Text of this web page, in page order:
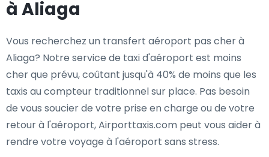
à Aliaga
Vous recherchez un transfert aéroport pas cher à
Aliaga? Notre service de taxi d'aéroport est moins
cher que prévu, coûtant jusqu'à 40% de moins que les
taxis au compteur traditionnel sur place. Pas besoin
de vous soucier de votre prise en charge ou de votre
retour à l'aéroport, Airporttaxis.com peut vous aider à
rendre votre voyage à l'aéroport sans stress.